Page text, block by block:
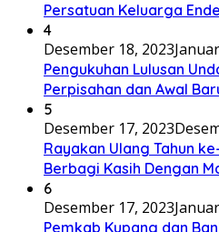
Persatuan Keluarga Ende
4
Desember 18, 2023
Pengukuhan Lulusan
Perpisahan dan Awal
5
Desember 17, 2023
Rayakan Ulang Tahun
Berbagi Kasih Dengan
6
Desember 17, 2023
Pemkab Kupang dan